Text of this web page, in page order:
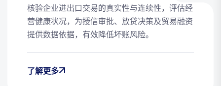
核验企业进出口交易的真实性与连续性，评估经
营健康状况，为授信审批、放贷决策及贸易融资
提供数据依据，有效降低坏账风险。
了解更多